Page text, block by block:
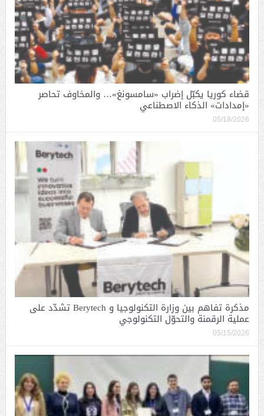
قضاء كوريا يكبّل إضراب «سامسونغ»… والمخاوف تحاصر
«إمدادات» الذكاء الاصطناعي
05/18/2026
مذكرة تفاهم بين وزارة التكنولوجيا و Berytech تشدّد على
عملية الرقمنة والتحوّل التكنولوجي
05/15/2026